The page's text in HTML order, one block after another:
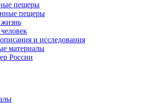
пещеры
пещеры
и исследования
материалы
России